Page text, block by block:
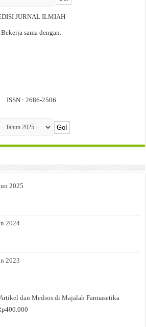
JURNAL ILMIAH
Bekerja sama dengan:
ISSN : 2686-2506
2025
2024
2023
dan Medsos di Majalah Farmasetika
400.000